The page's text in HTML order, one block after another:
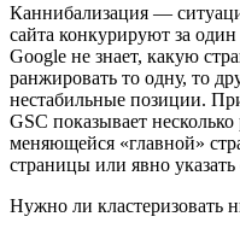
Каннибализация —
сайта конкурируют за
Google не знает, какую
ранжировать то одну, то
нестабильные позиции.
GSC показывает
меняющейся «главной»
страницы или явно указать
Нужно ли кластеризовать